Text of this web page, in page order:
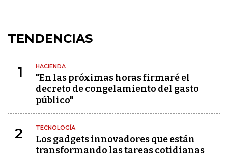
TENDENCIAS
1 HACIENDA
"En las próximas horas firmaré el
decreto de congelamiento del gasto
público"
2 TECNOLOGÍA
Los gadgets innovadores que están
transformando las tareas cotidianas